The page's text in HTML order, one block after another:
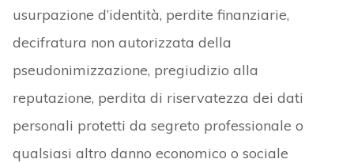
usurpazione d’identità, perdite finanziarie,
decifratura non autorizzata della
pseudonimizzazione, pregiudizio alla
reputazione, perdita di riservatezza dei dati
personali protetti da segreto professionale o
qualsiasi altro danno economico o sociale